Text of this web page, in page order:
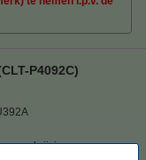
P4092C)
omschrijving